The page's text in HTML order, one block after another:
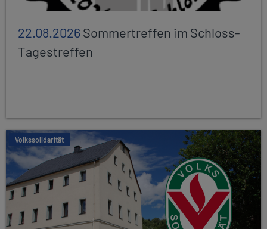
22.08.2026Sommertreffen im Schloss-
Tagestreffen
Volkssolidarität